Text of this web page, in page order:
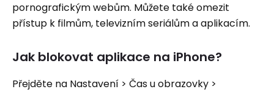
pornografickým webům. Můžete také omezit
přístup k filmům, televizním seriálům a aplikacím.
Jak blokovat aplikace na iPhone?
Přejděte na Nastavení > Čas u obrazovky >